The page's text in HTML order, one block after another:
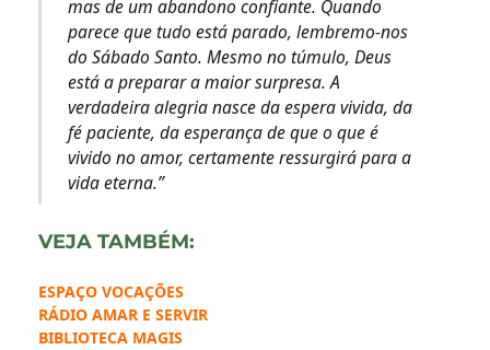
mas de um abandono confiante. Quando
parece que tudo está parado, lembremo-nos
do Sábado Santo. Mesmo no túmulo, Deus
está a preparar a maior surpresa. A
verdadeira alegria nasce da espera vivida, da
fé paciente, da esperança de que o que é
vivido no amor, certamente ressurgirá para a
vida eterna.”
VEJA TAMBÉM:
ESPAÇO VOCAÇÕES
RÁDIO AMAR E SERVIR
BIBLIOTECA MAGIS